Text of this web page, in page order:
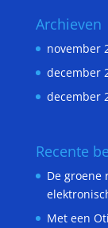
Archieven
november
december
december
Recente
De groene
Met een